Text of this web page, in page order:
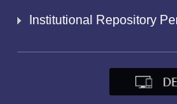
Institutional Repository